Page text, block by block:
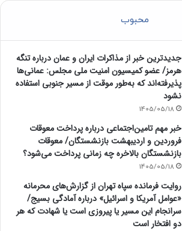
محبوب
جدیدترین خبر از مذاکرات ایران و عمان درباره تنگه
هرمز/ عضو کمیسیون امنیت ملی مجلس: عمانی‌ها
پذیرفته‌اند که به‌طور موقت از مسیر جنوبی استفاده
نشود
1405/05/18
خبر مهم تامین‌اجتماعی درباره پرداخت معوقات
فروردین و اردیبهشت بازنشستگان/ معوقات
بازنشستگان بالاخره چه زمانی پرداخت می‌شود؟
1405/05/18
روایت فرمانده سپاه تهران از گزارش‌های محرمانه
«عوامل آمریکا و اسرائیل» درباره آمادگی بسیج/
سرانجام این مسیر یا پیروزی است یا شهادت که هر
دو افتخار است